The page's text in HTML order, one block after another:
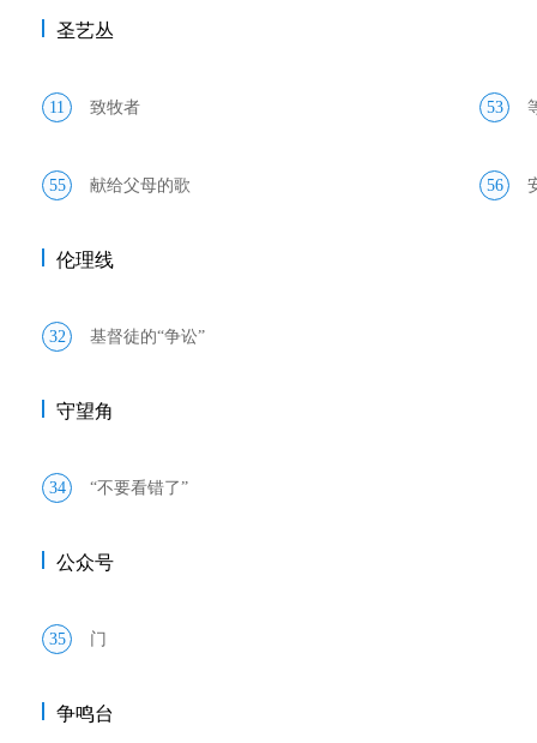
圣艺丛
11 致牧者 53
55 献给父母的歌 56
伦理线
32 基督徒的“争讼”
守望角
34 “不要看错了”
公众号
35 门
争鸣台